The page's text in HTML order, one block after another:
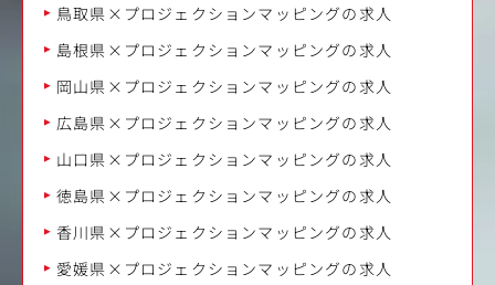
鳥取県×プロジェクションマッピングの求人
島根県×プロジェクションマッピングの求人
岡山県×プロジェクションマッピングの求人
広島県×プロジェクションマッピングの求人
山口県×プロジェクションマッピングの求人
徳島県×プロジェクションマッピングの求人
香川県×プロジェクションマッピングの求人
愛媛県×プロジェクションマッピングの求人